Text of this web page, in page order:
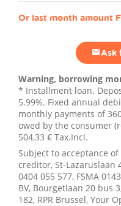
Or last month amount
Ask
Warning, borrowing
* Installment loan.
5.99%. Fixed annual
monthly payments of
owed by the consumer
504,33 € Tax.Incl.
Subject to acceptance
creditor, St-Lazaruslaan
0404 055 577, FSMA
BV, Bourgetlaan 20 bus
182, RPR Brussel, Your